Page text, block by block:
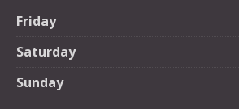
Friday
Saturday
Sunday